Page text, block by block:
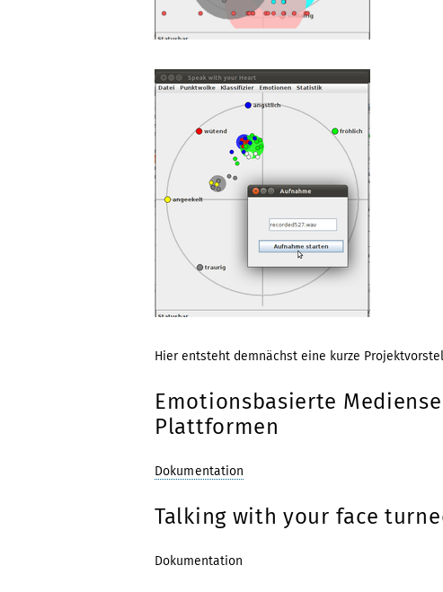
Hier entsteht demnächst eine kurze
Emotionsbasierte
Plattformen
Dokumentation
Talking with your face
Dokumentation